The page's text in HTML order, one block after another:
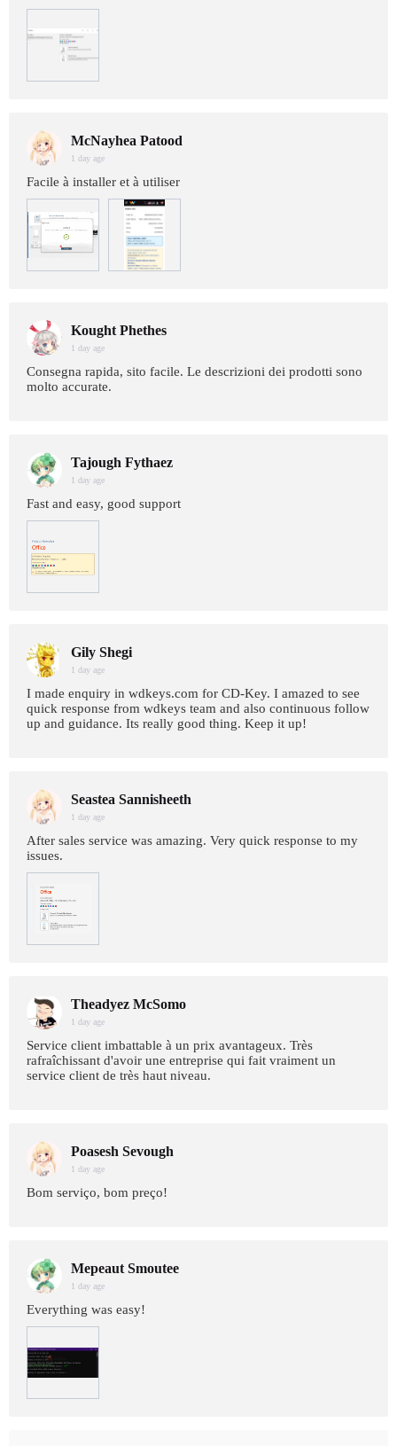
McNayhea Patood
1 day age
Facile à installer et à utiliser
Kought Phethes
1 day age
Consegna rapida, sito facile. Le descrizioni dei prodotti sono
molto accurate.
Tajough Fythaez
1 day age
Fast and easy, good support
Gily Shegi
1 day age
I made enquiry in wdkeys.com for CD-Key. I amazed to see
quick response from wdkeys team and also continuous follow
up and guidance. Its really good thing. Keep it up!
Seastea Sannisheeth
1 day age
After sales service was amazing. Very quick response to my
issues.
Theadyez McSomo
1 day age
Service client imbattable à un prix avantageux. Très
rafraîchissant d'avoir une entreprise qui fait vraiment un
service client de très haut niveau.
Poasesh Sevough
1 day age
Bom serviço, bom preço!
Mepeaut Smoutee
1 day age
Everything was easy!